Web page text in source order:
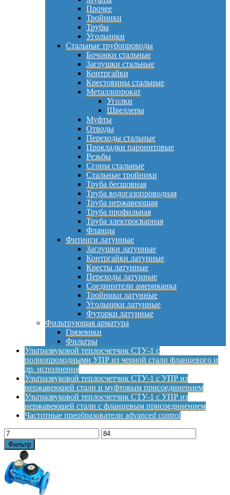
Прочее
Тройники
Трубы
Угольники
Стальные трубопроводы
Бочонки стальные
Заглушки стальные
Контргайки
Крестовины стальные
Металлопрокат
Уголки
Швеллеры
Муфты
Отводы
Переходы стальные
Прокладки паронитовые
Резьбы
Сгоны стальные
Стальные тройники
Труба бесшовная
Труба водогазопроводная
Труба нержавеющая
Труба профильная
Труба электросварная
Фланцы
Фитинги латунные
Заглушки латунные
Контргайки латунные
Кресты латунные
Переходы латунные
Соединители американка
Тройники латунные
Угольники латунные
Футорки латунные
Фильтрующая арматура
Грязевики
Фильтры
Ультразвуковой теплосчетчик СТУ-1 с
полнопроходными УПР из черной стали фланцевого и
др. исполнения
Ультразвуковой теплосчетчик СТУ-1 с УПР из
нержавеющей стали и муфтовым присоединением
Ультразвуковой теплосчетчик СТУ-1 с УПР из
нержавеющей стали с фланцевым присоединением
Частотные преобразователи advanced control
Фильтр